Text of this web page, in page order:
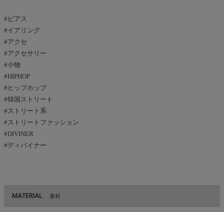
#ピアス
#イアリング
#アクセ
#アクセサリー
#小物
#HIPHOP
#ヒップホップ
#韓国ストリート
#ストリート系
#ストリートファッション
#DIVINER
#ディバイナー
MATERIAL 素材